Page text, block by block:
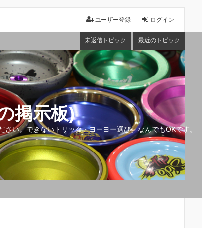
ログイン
ユーザー登録
未返信トピック 最近のトピック
掲示板)
い。できないトリック・ヨーヨー選び、なんでもOKです。